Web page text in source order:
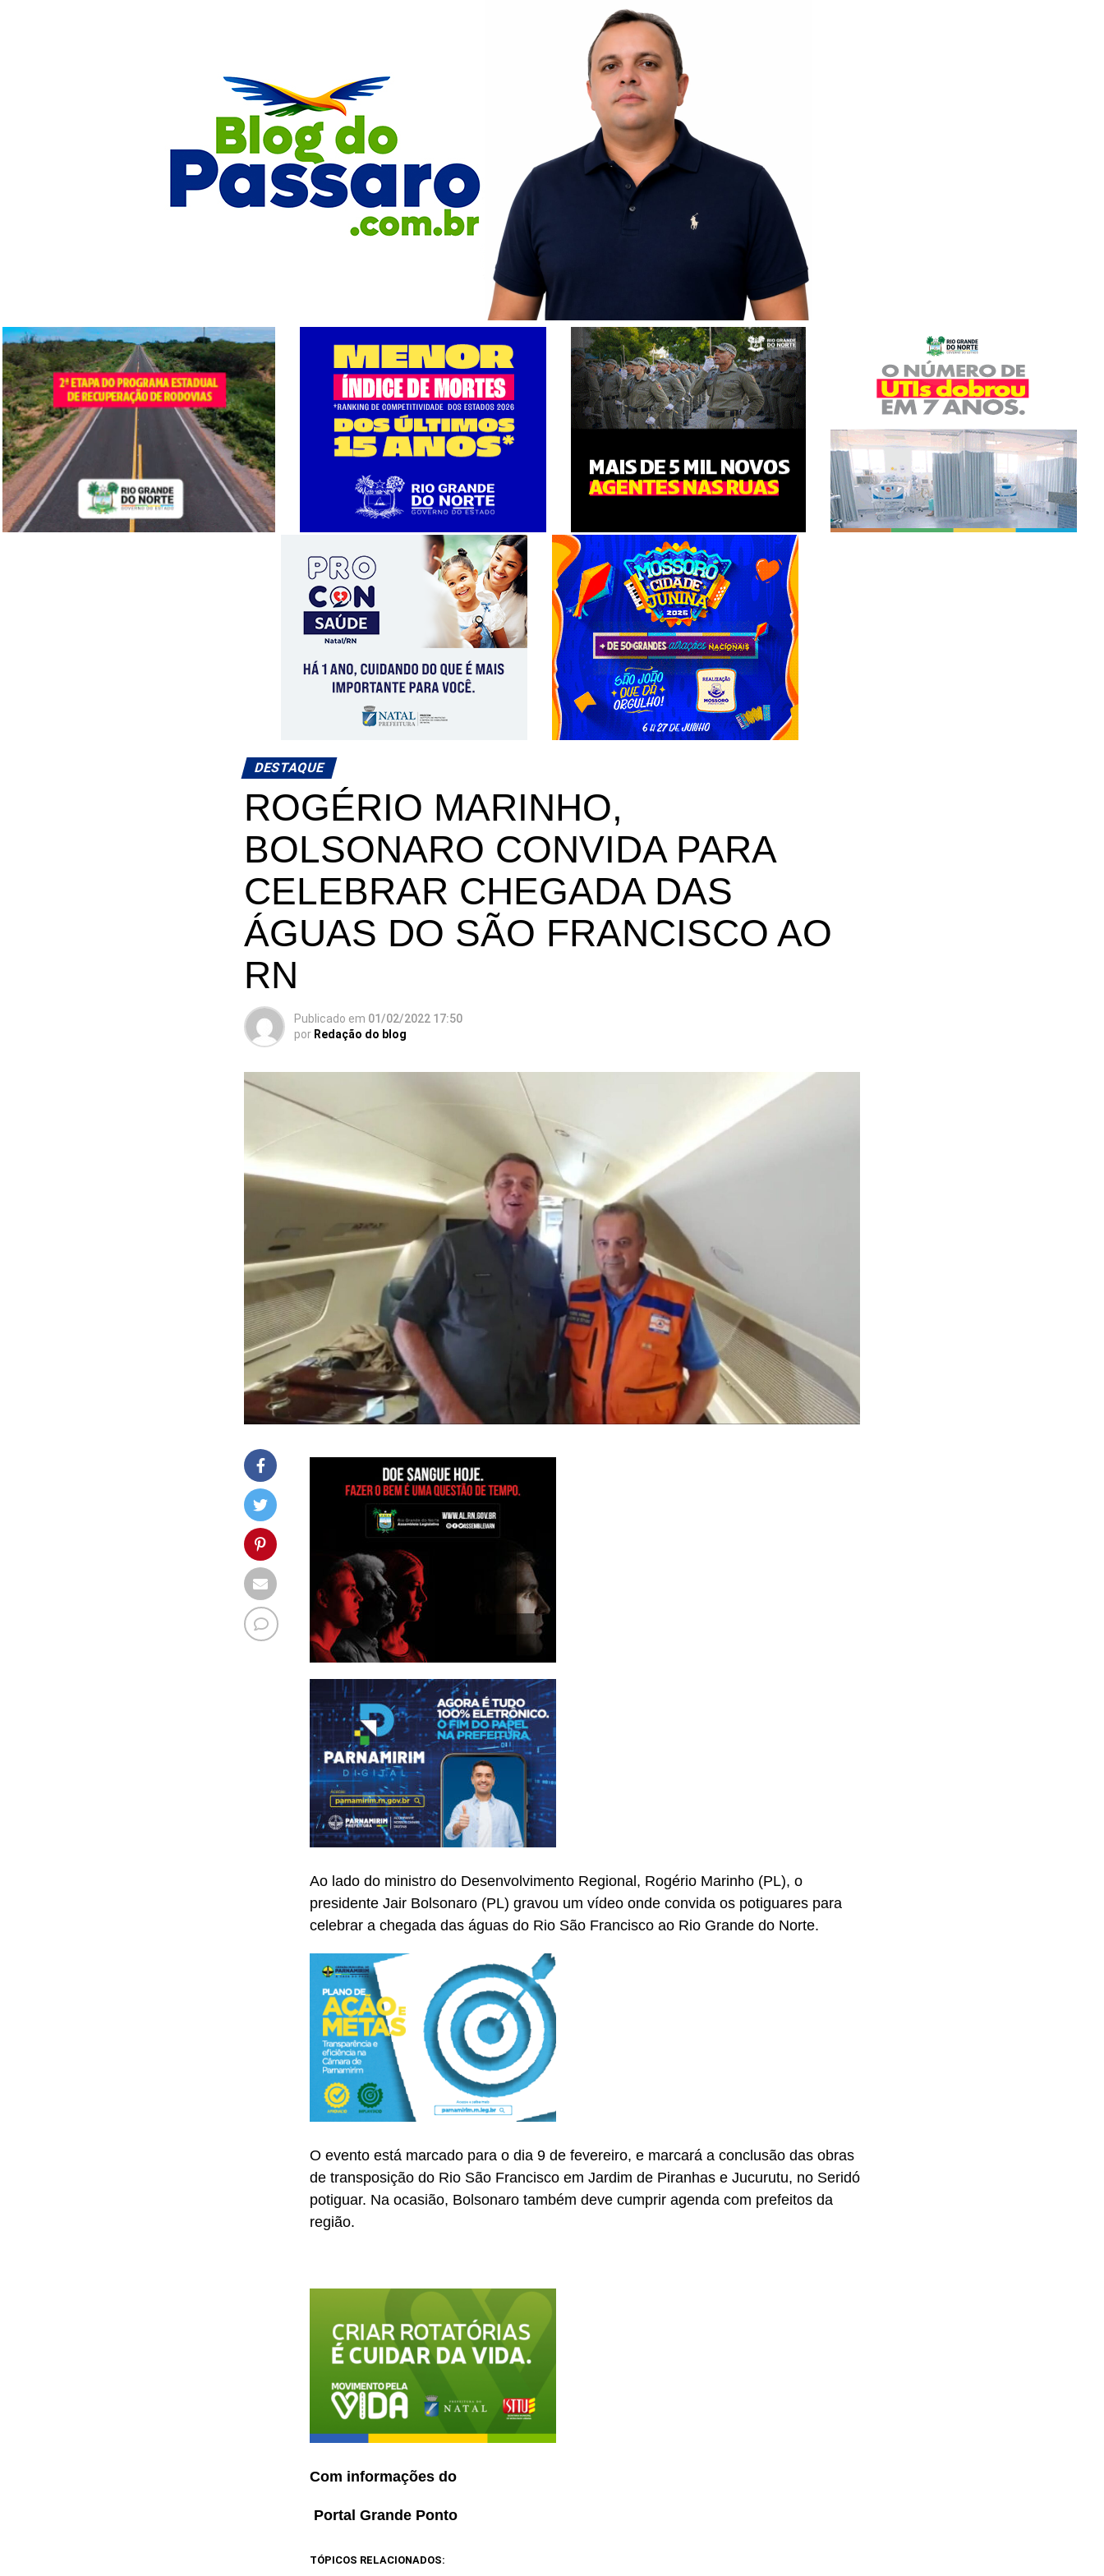
DESTAQUE
ROGÉRIO MARINHO,
BOLSONARO CONVIDA PARA
CELEBRAR CHEGADA DAS
ÁGUAS DO SÃO FRANCISCO AO
RN
Publicado em 01/02/2022 17:50
por Redação do blog
Ao lado do ministro do Desenvolvimento Regional, Rogério Marinho (PL), o
presidente Jair Bolsonaro (PL) gravou um vídeo onde convida os potiguares para
celebrar a chegada das águas do Rio São Francisco ao Rio Grande do Norte.
O evento está marcado para o dia 9 de fevereiro, e marcará a conclusão das obras
de transposição do Rio São Francisco em Jardim de Piranhas e Jucurutu, no Seridó
potiguar. Na ocasião, Bolsonaro também deve cumprir agenda com prefeitos da
região.
Com informações do
Portal Grande Ponto
TÓPICOS RELACIONADOS: